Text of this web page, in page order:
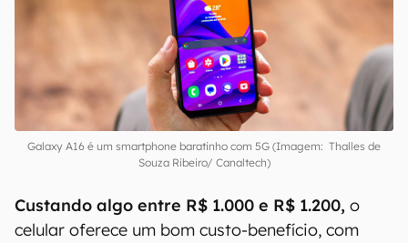
Galaxy A16 é um smartphone baratinho com 5G (Imagem: Thalles de
Souza Ribeiro/ Canaltech)
Custando algo entre R$ 1.000 e R$ 1.200, o
celular oferece um bom custo-benefício, com